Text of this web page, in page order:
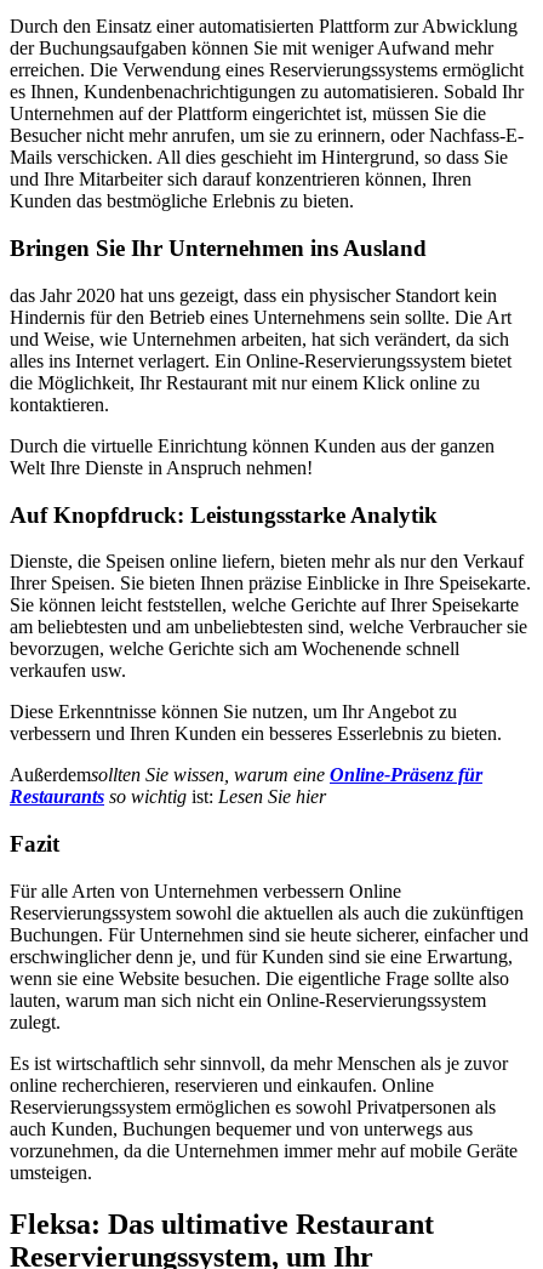
Durch den Einsatz einer automatisierten Plattform zur Abwicklung
der Buchungsaufgaben können Sie mit weniger Aufwand mehr
erreichen. Die Verwendung eines Reservierungssystems ermöglicht
es Ihnen, Kundenbenachrichtigungen zu automatisieren. Sobald Ihr
Unternehmen auf der Plattform eingerichtet ist, müssen Sie die
Besucher nicht mehr anrufen, um sie zu erinnern, oder Nachfass-E-
Mails verschicken. All dies geschieht im Hintergrund, so dass Sie
und Ihre Mitarbeiter sich darauf konzentrieren können, Ihren
Kunden das bestmögliche Erlebnis zu bieten.
Bringen Sie Ihr Unternehmen ins Ausland
das Jahr 2020 hat uns gezeigt, dass ein physischer Standort kein
Hindernis für den Betrieb eines Unternehmens sein sollte. Die Art
und Weise, wie Unternehmen arbeiten, hat sich verändert, da sich
alles ins Internet verlagert. Ein Online-Reservierungssystem bietet
die Möglichkeit, Ihr Restaurant mit nur einem Klick online zu
kontaktieren.
Durch die virtuelle Einrichtung können Kunden aus der ganzen
Welt Ihre Dienste in Anspruch nehmen!
Auf Knopfdruck: Leistungsstarke Analytik
Dienste, die Speisen online liefern, bieten mehr als nur den Verkauf
Ihrer Speisen. Sie bieten Ihnen präzise Einblicke in Ihre Speisekarte.
Sie können leicht feststellen, welche Gerichte auf Ihrer Speisekarte
am beliebtesten und am unbeliebtesten sind, welche Verbraucher sie
bevorzugen, welche Gerichte sich am Wochenende schnell
verkaufen usw.
Diese Erkenntnisse können Sie nutzen, um Ihr Angebot zu
verbessern und Ihren Kunden ein besseres Esserlebnis zu bieten.
‍Außerdemsollten Sie wissen, warum eine Online-Präsenz für
Restaurants so wichtig ist: Lesen Sie hier
Fazit
Für alle Arten von Unternehmen verbessern Online
Reservierungssystem sowohl die aktuellen als auch die zukünftigen
Buchungen. Für Unternehmen sind sie heute sicherer, einfacher und
erschwinglicher denn je, und für Kunden sind sie eine Erwartung,
wenn sie eine Website besuchen. Die eigentliche Frage sollte also
lauten, warum man sich nicht ein Online-Reservierungssystem
zulegt.
Es ist wirtschaftlich sehr sinnvoll, da mehr Menschen als je zuvor
online recherchieren, reservieren und einkaufen. Online
Reservierungssystem ermöglichen es sowohl Privatpersonen als
auch Kunden, Buchungen bequemer und von unterwegs aus
vorzunehmen, da die Unternehmen immer mehr auf mobile Geräte
umsteigen.
Fleksa: Das ultimative Restaurant
Reservierungssystem, um Ihr